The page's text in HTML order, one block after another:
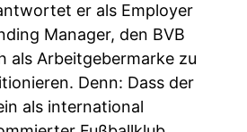
er als Employer
Manager, den BVB
als Arbeitgebermarke zu
Denn: Dass der
als international